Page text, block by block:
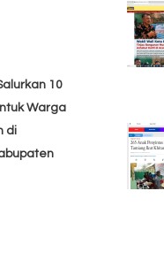
10
Warga
di